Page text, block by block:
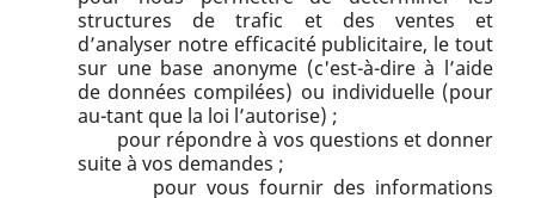
structures de trafic et des ventes et
d’analyser notre efficacité publicitaire, le tout
sur une base anonyme (c'est-à-dire à l’aide
de données compilées) ou individuelle (pour
au-tant que la loi l’autorise) ;
pour répondre à vos questions et donner
suite à vos demandes ;
pour vous fournir des informations